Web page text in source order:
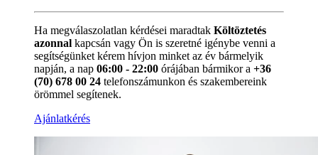
Ha megválaszolatlan kérdései maradtak Költöztetés
azonnal kapcsán vagy Ön is szeretné igénybe venni a
segítségünket kérem hívjon minket az év bármelyik
napján, a nap 06:00 - 22:00 órájában bármikor a +36
(70) 678 00 24 telefonszámunkon és szakembereink
örömmel segítenek.
Ajánlatkérés